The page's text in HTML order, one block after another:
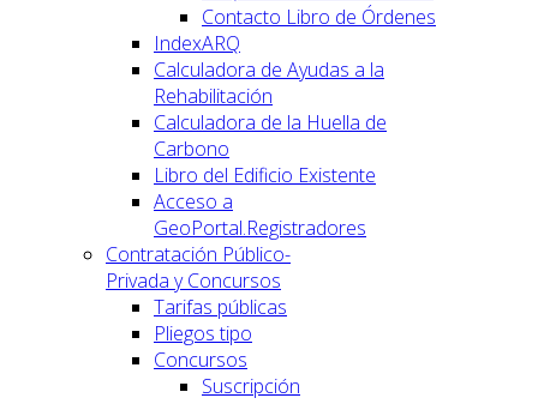
Contacto Libro de Órdenes
IndexARQ
Calculadora de Ayudas a la
Rehabilitación
Calculadora de la Huella de
Carbono
Libro del Edificio Existente
Acceso a
GeoPortal.Registradores
Contratación Público-
Privada y Concursos
Tarifas públicas
Pliegos tipo
Concursos
Suscripción